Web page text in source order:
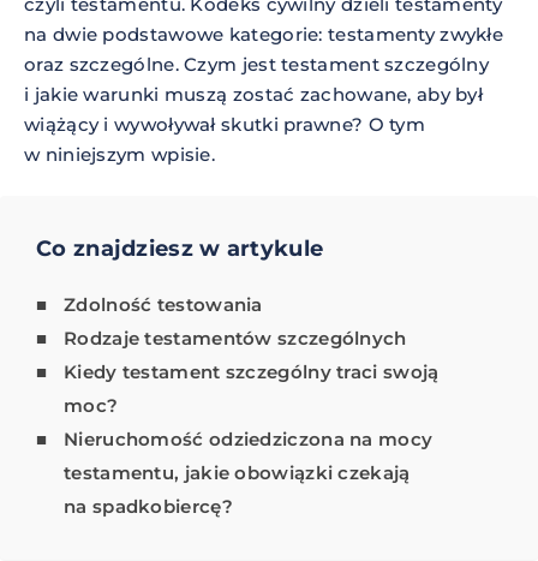
na dwie podstawowe kategorie: testamenty zwykłe
oraz szczególne. Czym jest testament szczególny
i jakie warunki muszą zostać zachowane, aby był
wiążący i wywoływał skutki prawne? O tym
w niniejszym wpisie.
Co znajdziesz w artykule
Zdolność testowania
Rodzaje testamentów szczególnych
Kiedy testament szczególny traci swoją
moc?
Nieruchomość odziedziczona na mocy
testamentu, jakie obowiązki czekają
na spadkobiercę?